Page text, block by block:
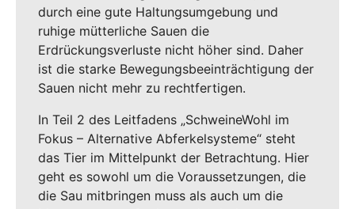
durch eine gute Haltungsumgebung und
ruhige mütterliche Sauen die
Erdrückungsverluste nicht höher sind. Daher
ist die starke Bewegungsbeeinträchtigung der
Sauen nicht mehr zu rechtfertigen.
In Teil 2 des Leitfadens „SchweineWohl im
Fokus – Alternative Abferkelsysteme“ steht
das Tier im Mittelpunkt der Betrachtung. Hier
geht es sowohl um die Voraussetzungen, die
die Sau mitbringen muss als auch um die